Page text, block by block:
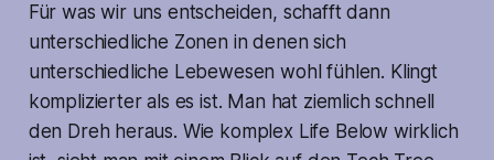
Für was wir uns entscheiden, schafft dann
unterschiedliche Zonen in denen sich
unterschiedliche Lebewesen wohl fühlen. Klingt
komplizierter als es ist. Man hat ziemlich schnell
den Dreh heraus. Wie komplex Life Below wirklich